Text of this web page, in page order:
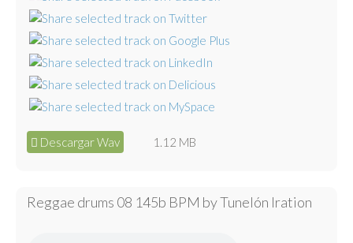
Descargar Wav 1.12 MB
Reggae drums 08 145b BPM by Tunelón Iration